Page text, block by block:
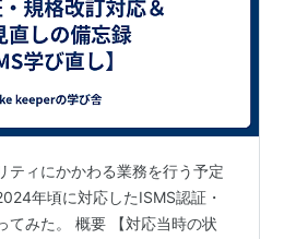
ティにかかわる業務を行う予定
年頃に対応したISMS認証・
てみた。 概要 【対応当時の状